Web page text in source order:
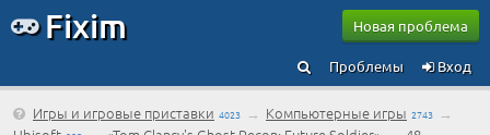
Fixim Новая проблема
Вход
Проблемы
Игры и игровые приставки 4023 → Компьютерные игры 2743 →